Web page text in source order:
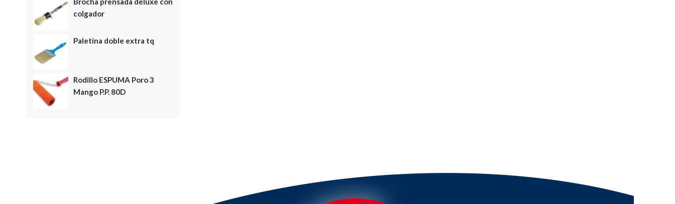
colgador
Paletina doble extra tq
Rodillo ESPUMA Poro 3
Mango P.P. 80D